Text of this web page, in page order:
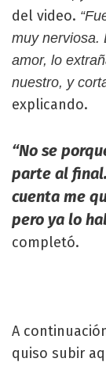
del video.
muy nerviosa.
amor, lo
nuestro, y
explicando.
“No se
parte al
cuenta me
pero ya lo
completó.
A
quiso subir